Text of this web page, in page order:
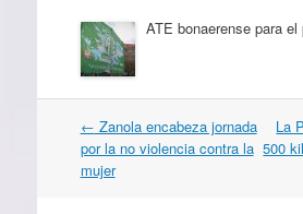
ATE bonaerense para
Navegación
por
artículos
← Zanola encabeza jornada
por la no violencia contra la
mujer
La
500